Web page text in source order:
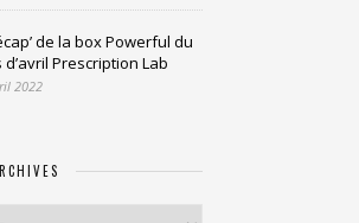
de la box Powerful du
d’avril Prescription Lab
2022